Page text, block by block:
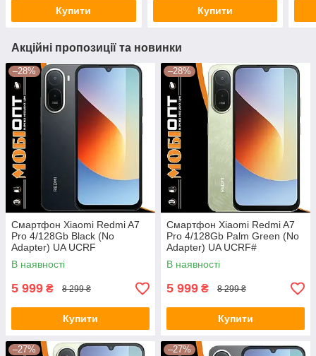
Купити Купити
Акційні пропозиції та новинки
–28%
Смартфон Xiaomi Redmi A7
Pro 4/128Gb Black (No
Adapter) UA UCRF
В наявності
5 999 ₴ 8 299 ₴
Купити
–28%
Смартфон Xiaomi Redmi A7
Pro 4/128Gb Palm Green (No
Adapter) UA UCRF#
В наявності
5 999 ₴ 8 299 ₴
Купити
–27% –27%